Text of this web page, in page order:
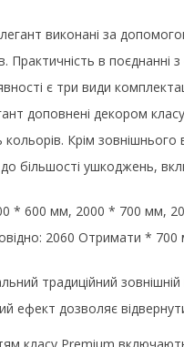
Елегант виконані за
Практичність в
є три види
доповнені декором
кольорів. Крім
до більшості ушкоджень,
* 600 мм, 2000 * 700 мм,
2060 Отримати *
традиційний
ефект дозволяє